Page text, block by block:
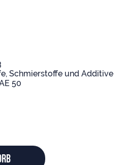
, Schmierstoffe und Additive
50